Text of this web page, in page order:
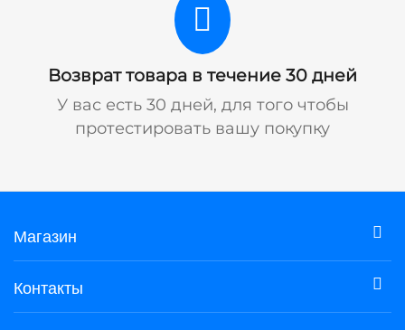
Возврат товара в течение 30 дней
У вас есть 30 дней, для того чтобы
протестировать вашу покупку
Магазин
Контакты